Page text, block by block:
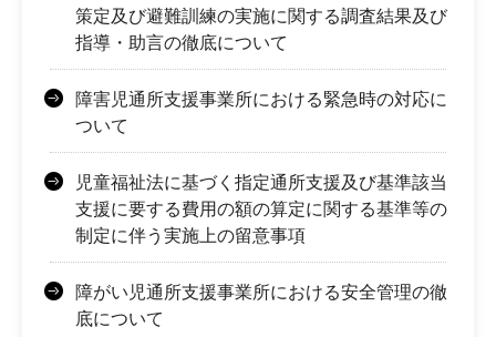
策定及び避難訓練の実施に関する調査結果及び
指導・助言の徹底について
障害児通所支援事業所における緊急時の対応に
ついて
児童福祉法に基づく指定通所支援及び基準該当
支援に要する費用の額の算定に関する基準等の
制定に伴う実施上の留意事項
障がい児通所支援事業所における安全管理の徹
底について